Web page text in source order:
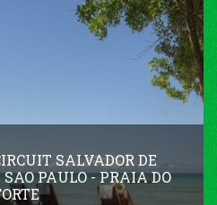
SALVADOR DE
PAULO - PRAIA DO